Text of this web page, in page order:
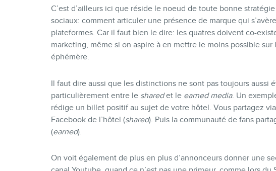
C’est d’ailleurs ici que réside le noeud de toute bonne
sociaux: comment articuler une présence de marque qui
plateformes. Car il faut bien le dire: les quatres doivent co-
marketing, même si on aspire à en mettre le moins possible
éphémère.
Il faut dire aussi que les distinctions ne sont pas toujours aussi
particulièrement entre le sharedet le earned media. Un
rédige un billet positif au sujet de votre hôtel. Vous partagez
Facebook de l’hôtel (shared). Puis la communauté de fans
(earned).
On voit également de plus en plus d’annonceurs donner une